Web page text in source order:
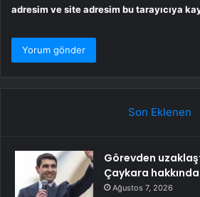
adresim ve site adresim bu tarayıcıya
Son Eklenen
Görevden
Çaykara
Ağustos 7, 2026